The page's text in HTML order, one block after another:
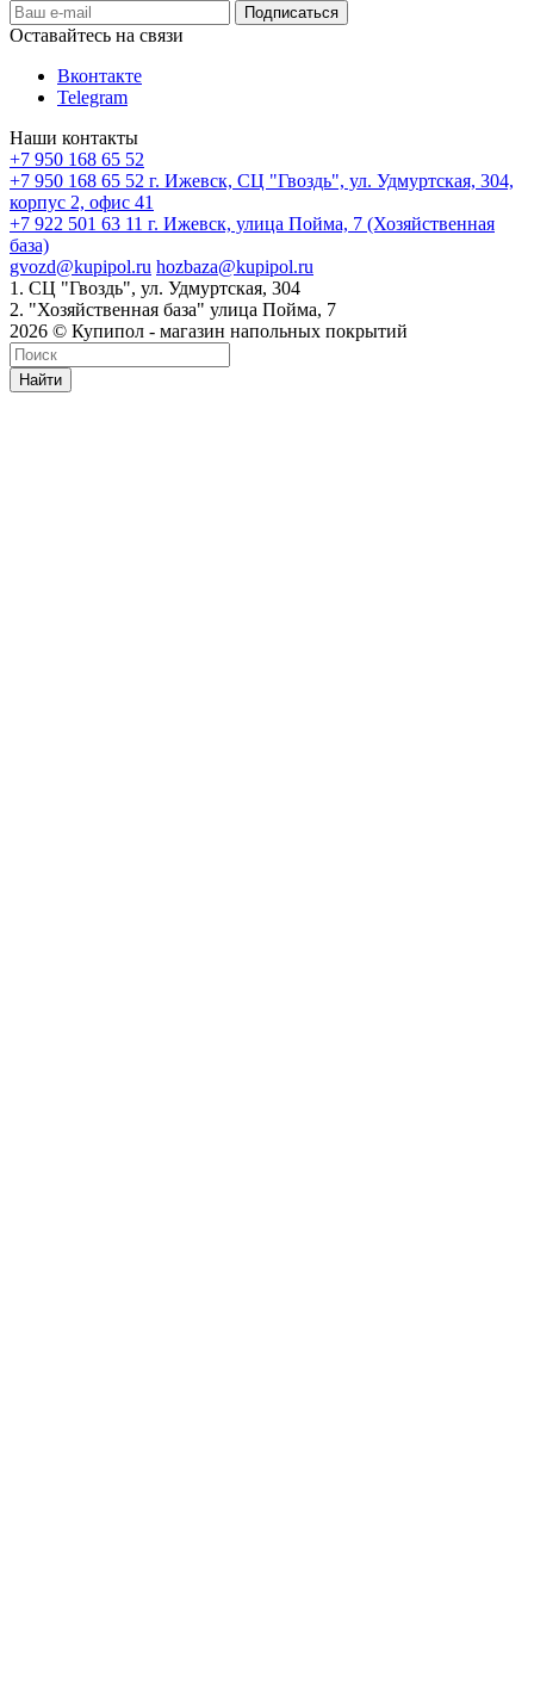
Оставайтесь на связи
Вконтакте
Telegram
Наши контакты
+7 950 168 65 52
+7 950 168 65 52 г. Ижевск, СЦ "Гвоздь", ул. Удмуртская, 304,
корпус 2, офис 41
+7 922 501 63 11 г. Ижевск, улица Пойма, 7 (Хозяйственная
база)
gvozd@kupipol.ru hozbaza@kupipol.ru
1. СЦ "Гвоздь", ул. Удмуртская, 304
2. "Хозяйственная база" улица Пойма, 7
2026 © Купипол - магазин напольных покрытий
Найти